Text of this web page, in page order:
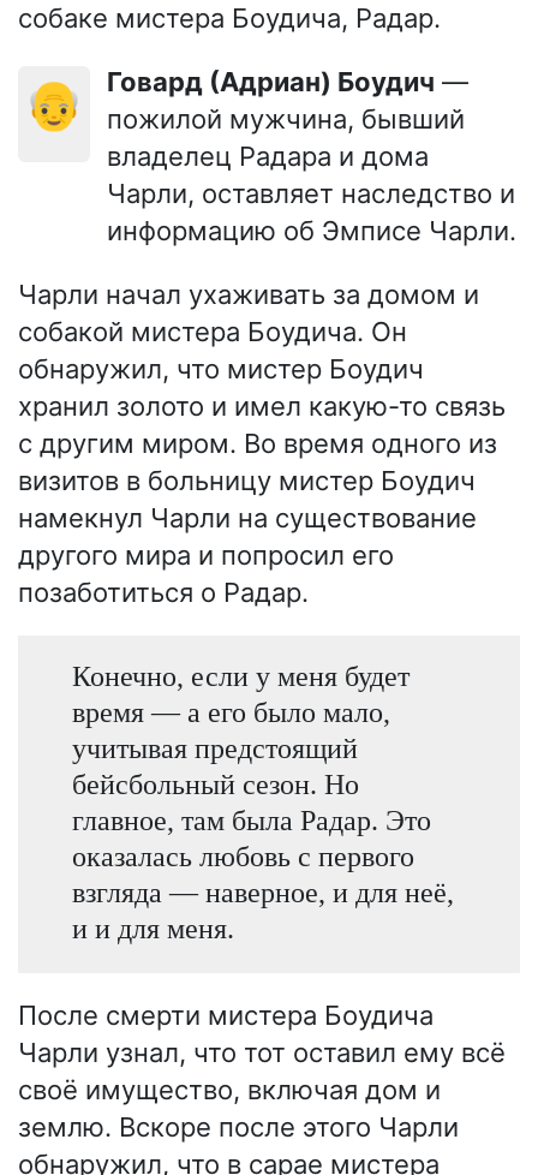
собаке мистера Боудича, Радар.
👴 Говард (Адриан) Боудич —
пожилой мужчина, бывший
владелец Радара и дома
Чарли, оставляет наследство и
информацию об Эмписе Чарли.
Чарли начал ухаживать за домом и
собакой мистера Боудича. Он
обнаружил, что мистер Боудич
хранил золото и имел какую-то связь
с другим миром. Во время одного из
визитов в больницу мистер Боудич
намекнул Чарли на существование
другого мира и попросил его
позаботиться о Радар.
Конечно, если у меня будет
время — а его было мало,
учитывая предстоящий
бейсбольный сезон. Но
главное, там была Радар. Это
оказалась любовь с первого
взгляда — наверное, и для неё,
и и для меня.
После смерти мистера Боудича
Чарли узнал, что тот оставил ему всё
своё имущество, включая дом и
землю. Вскоре после этого Чарли
обнаружил, что в сарае мистера